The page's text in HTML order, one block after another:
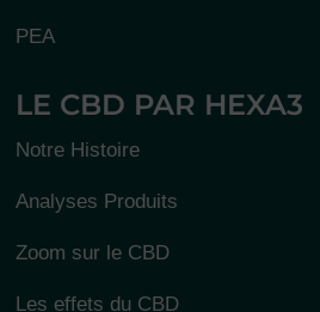
PEA
LE CBD PAR HEXA3
Notre Histoire
Analyses Produits
Zoom sur le CBD
Les effets du CBD